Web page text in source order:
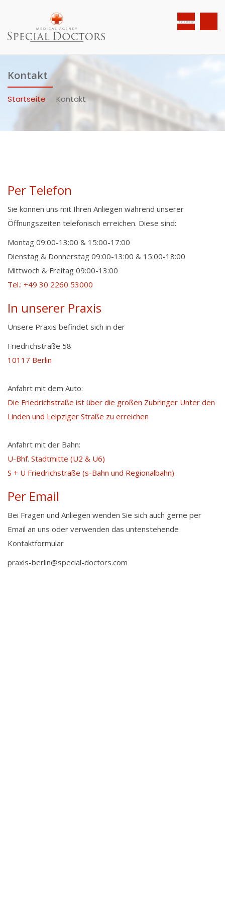
Kontakt
Startseite Kontakt
Per Telefon
Sie können uns mit Ihren Anliegen während unserer
Öffnungszeiten telefonisch erreichen. Diese sind:
Montag 09:00-13:00 & 15:00-17:00
Dienstag & Donnerstag 09:00-13:00 & 15:00-18:00
Mittwoch & Freitag 09:00-13:00
Tel.: +49 30 2260 53000
In unserer Praxis
Unsere Praxis befindet sich in der
Friedrichstraße 58
10117 Berlin
Anfahrt mit dem Auto:
Die Friedrichstraße ist über die großen Zubringer Unter den
Linden und Leipziger Straße zu erreichen
Anfahrt mit der Bahn:
U-Bhf. Stadtmitte (U2 & U6)
S + U Friedrichstraße (s-Bahn und Regionalbahn)
Per Email
Bei Fragen und Anliegen wenden Sie sich auch gerne per
Email an uns oder verwenden das untenstehende
Kontaktformular
praxis-berlin@special-doctors.com